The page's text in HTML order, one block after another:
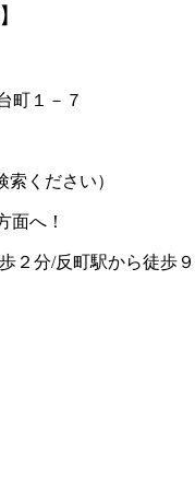
町１－７
索ください）
面へ！
２分/反町駅から徒歩